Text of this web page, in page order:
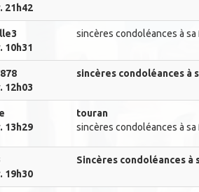
21h42
10h31
sincères condoléances à
12h03
sincères condoléances à
13h29
touran
sincères condoléances à
19h30
Sincères condoléances à